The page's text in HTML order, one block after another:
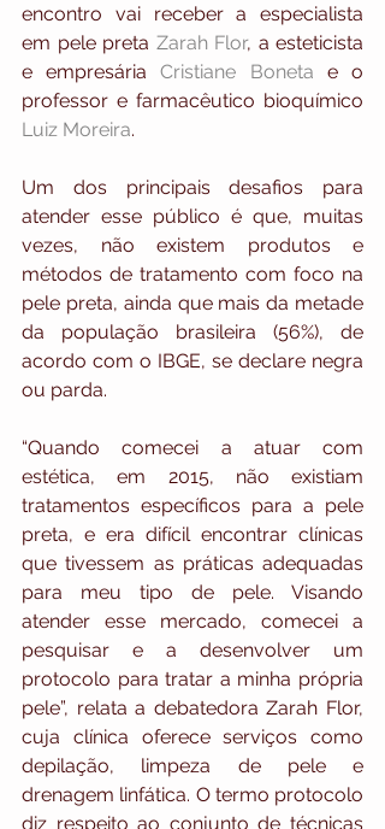
encontro vai receber a especialista
em pele preta Zarah Flor, a esteticista
e empresária Cristiane Boneta e o
Luiz Moreira.
Um dos principais desafios para
atender esse público é que, muitas
vezes, não existem produtos e
métodos de tratamento com foco na
pele preta, ainda que mais da metade
da população brasileira (56%), de
acordo com o IBGE, se declare negra
ou parda.
“Quando comecei a atuar com
estética, em 2015, não existiam
tratamentos específicos para a pele
preta, e era difícil encontrar clínicas
que tivessem as práticas adequadas
para meu tipo de pele. Visando
atender esse mercado, comecei a
pesquisar e a desenvolver um
protocolo para tratar a minha própria
pele”, relata a debatedora Zarah Flor,
cuja clínica oferece serviços como
depilação, limpeza de pele e
drenagem linfática. O termo protocolo
diz respeito ao conjunto de técnicas